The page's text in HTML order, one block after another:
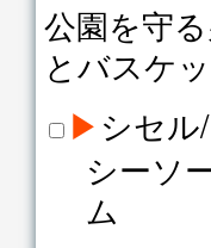
公園を守
とバスケ
▶ シセル
シーソ
ム